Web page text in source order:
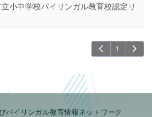
小中学校バイリンガル教育校認定リ
1
バイリンガル教育情報ネットワーク